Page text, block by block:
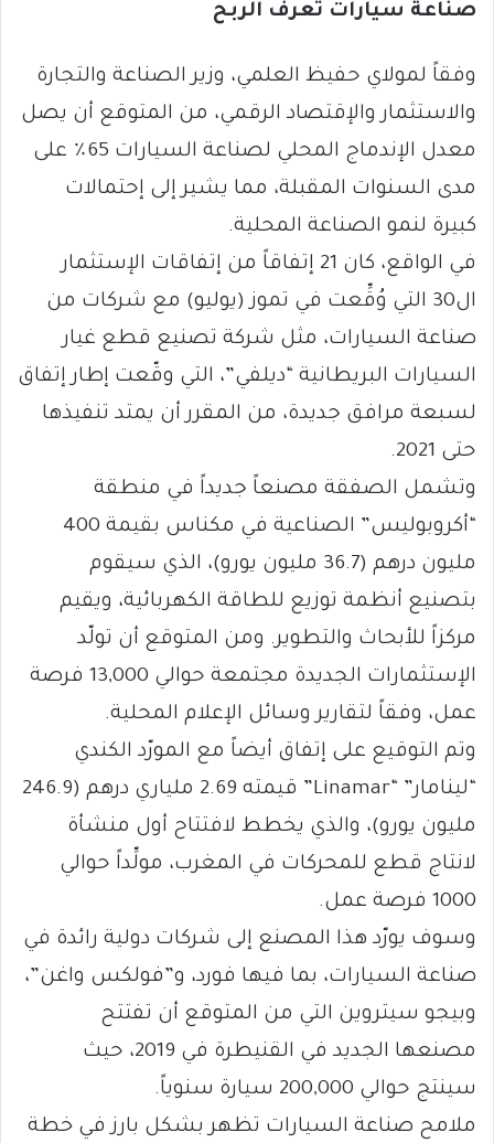
صناعة سيارات تعرف الربح
وفقاً لمولاي حفيظ العلمي، وزير الصناعة والتجارة
والاستثمار والإقتصاد الرقمي، من المتوقع أن يصل
معدل الإندماج المحلي لصناعة السيارات 65٪ على
مدى السنوات المقبلة، مما يشير إلى إحتمالات
كبيرة لنمو الصناعة المحلية.
في الواقع، كان 21 إتفاقاً من إتفاقات الإستثمار
ال30 التي وُقِّعت في تموز (يوليو) مع شركات من
صناعة السيارات، مثل شركة تصنيع قطع غيار
السيارات البريطانية “ديلفي”، التي وقّعت إطار إتفاق
لسبعة مرافق جديدة، من المقرر أن يمتد تنفيذها
حتى 2021.
وتشمل الصفقة مصنعاً جديداً في منطقة
“أكروبوليس” الصناعية في مكناس بقيمة 400
مليون درهم (36.7 مليون يورو)، الذي سيقوم
بتصنيع أنظمة توزيع للطاقة الكهربائية، ويقيم
مركزاً للأبحاث والتطوير. ومن المتوقع أن تولّد
الإستثمارات الجديدة مجتمعة حوالي 13,000 فرصة
عمل، وفقاً لتقارير وسائل الإعلام المحلية.
وتم التوقيع على إتفاق أيضاً مع المورّد الكندي
“لينامار” “Linamar” قيمته 2.69 ملياري درهم (246.9
مليون يورو)، والذي يخطط لافتتاح أول منشأة
لانتاج قطع للمحركات في المغرب، مولِّداً حوالي
1000 فرصة عمل.
وسوف يورّد هذا المصنع إلى شركات دولية رائدة في
صناعة السيارات، بما فيها فورد، و”فولكس واغن”،
وبيجو سيتروين التي من المتوقع أن تفتتح
مصنعها الجديد في القنيطرة في 2019، حيث
سينتج حوالي 200,000 سيارة سنوياً.
ملامح صناعة السيارات تظهر بشكل بارز في خطة